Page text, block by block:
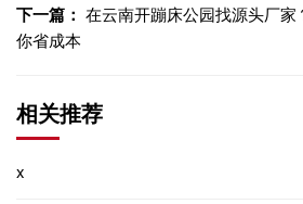
下一篇： 在云南开蹦床公园找源头厂
你省成本
相关推荐
x